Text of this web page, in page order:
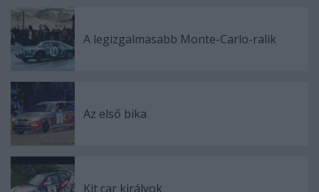
A legizgalmasabb Monte-Carlo-ralik
Az első bika
Kit car királyok